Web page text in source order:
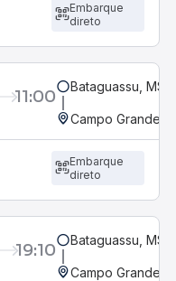
Embarque
direto
11:00 Bataguassu, MS
Campo Grande,
Embarque
direto
19:10 Bataguassu, MS
Campo Grande,